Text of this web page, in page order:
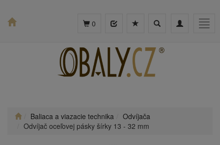
Toggle
Toggle
0
Baliaca a viazacie technika
Odvíjača
Odvíjač oceľovej pásky šírky 13 - 32 mm